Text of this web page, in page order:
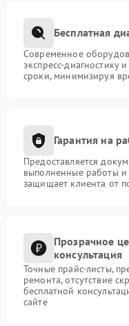
Бесплатная
Современное
экспресс-диагностику
сроки, минимизируя
Гарантия на
Предоставляется
выполненные работы и
защищает клиента от
Прозрачное
консультация
Точные прайс-листы,
ремонта, отсутствие
бесплатной
сайте